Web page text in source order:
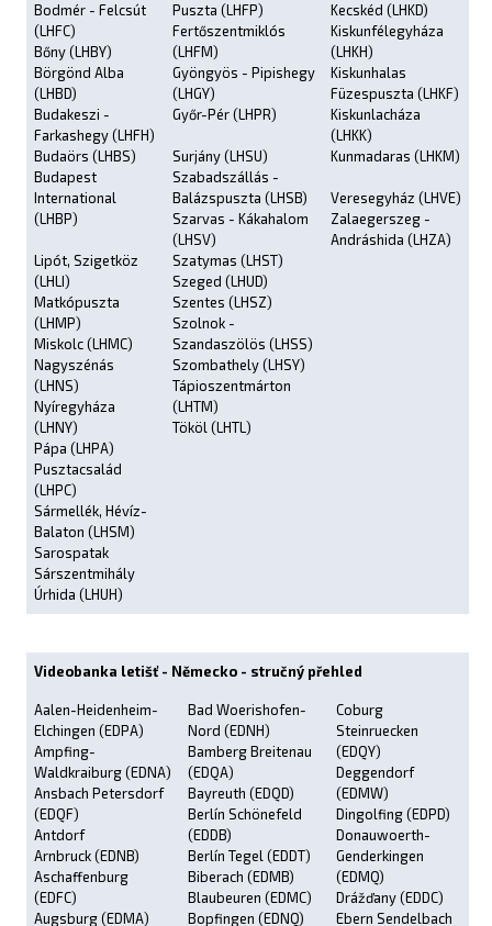
Bodmér - Felcsút
(LHFC)
Bőny (LHBY)
Börgönd Alba
(LHBD)
Budakeszi -
Farkashegy (LHFH)
Budaörs (LHBS)
Budapest
International
(LHBP)
Lipót, Szigetköz
(LHLI)
Matkópuszta
(LHMP)
Miskolc (LHMC)
Nagyszénás
(LHNS)
Nyíregyháza
(LHNY)
Pápa (LHPA)
Pusztacsalád
(LHPC)
Sármellék, Hévíz-
Balaton (LHSM)
Sarospatak
Sárszentmihály
Úrhida (LHUH)
Puszta (LHFP)
Fertőszentmiklós
(LHFM)
Gyöngyös - Pipishegy
(LHGY)
Győr-Pér (LHPR)
Surjány (LHSU)
Szabadszállás -
Balázspuszta (LHSB)
Szarvas - Kákahalom
(LHSV)
Szatymas (LHST)
Szeged (LHUD)
Szentes (LHSZ)
Szolnok -
Szandaszölös (LHSS)
Szombathely (LHSY)
Tápioszentmárton
(LHTM)
Tököl (LHTL)
Kecskéd (LHKD)
Kiskunfélegyháza
(LHKH)
Kiskunhalas
Füzespuszta (LHKF)
Kiskunlacháza
(LHKK)
Kunmadaras (LHKM)
Veresegyház (LHVE)
Zalaegerszeg -
Andráshida (LHZA)
Videobanka letišť - Německo - stručný přehled
Aalen-Heidenheim-
Elchingen (EDPA)
Ampfing-
Waldkraiburg (EDNA)
Ansbach Petersdorf
(EDQF)
Antdorf
Arnbruck (EDNB)
Aschaffenburg
(EDFC)
Augsburg (EDMA)
Bad Woerishofen-
Nord (EDNH)
Bamberg Breitenau
(EDQA)
Bayreuth (EDQD)
Berlín Schönefeld
(EDDB)
Berlín Tegel (EDDT)
Biberach (EDMB)
Blaubeuren (EDMC)
Bopfingen (EDNQ)
Coburg
Steinruecken
(EDQY)
Deggendorf
(EDMW)
Dingolfing (EDPD)
Donauwoerth-
Genderkingen
(EDMQ)
Drážďany (EDDC)
Ebern Sendelbach